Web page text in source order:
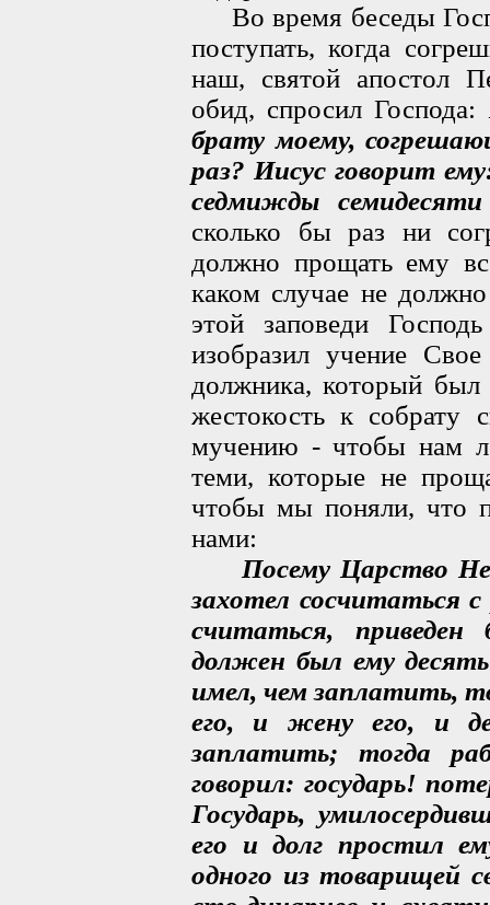
Во время беседы
поступать, когда
наш, святой апостол
обид, спросил Господа:
брату моему,
раз? Иисус говорит
седмижды
сколько бы раз ни
должно прощать ему
каком случае не
этой заповеди
изобразил учение
должника, который
жестокость к собрату
мучению - чтобы нам
теми, которые не
чтобы мы поняли, что
нами:
Посему Царство
захотел сосчитаться
считаться,
должен был ему
имел, чем заплатить,
его, и жену его, и
заплатить; тогда
говорил: государь!
Государь,
его и долг простил
одного из товарищей